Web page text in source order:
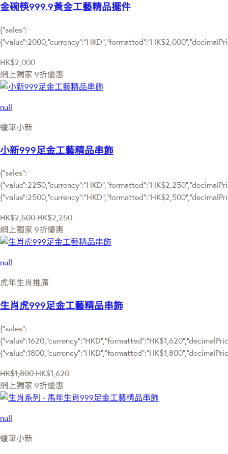
金碗筷999.9黃金工藝精品擺件
{"sales":
HK$2,000
網上獨家 9折優惠
null
蠟筆小新
小新999足金工藝精品串飾
{"sales":
HK$2,500 HK$2,250
網上獨家 9折優惠
null
虎年生肖推廣
生肖虎999足金工藝精品串飾
{"sales":
HK$1,800 HK$1,620
網上獨家 9折優惠
null
蠟筆小新